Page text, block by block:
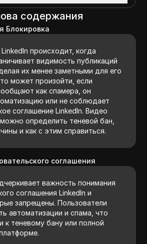
содержания
Блокировка
происходит, когда
видимость публикаций
их менее заметными для его
может произойти, если
как спамера, он
или не соблюдает
соглашение LinkedIn. Видео
определить теневой бан,
и как с этим справиться.
соглашения
важность понимания
соглашения LinkedIn и
запрещены. Пользователи
автоматизации и спама, что
к теневому бану или полной